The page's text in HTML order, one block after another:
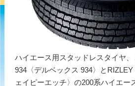
ハイエース用スタッドレスタイヤ
934〈デルベックス 934〉と
ェイピーエッチ〉の200系ハイエー